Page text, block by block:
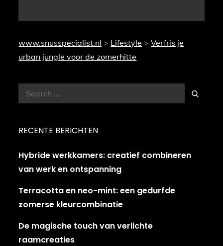
www.snusspecialist.nl > Lifestyle >Verfris je
urban jungle voor de zomerhitte
Search
for:
Search
RECENTE BERICHTEN
Hybride werkkamers: creatief combineren
van werk en ontspanning
Terracotta en neo-mint: een gedurfde
zomerse kleurcombinatie
De magische touch van verlichte
raamcreaties